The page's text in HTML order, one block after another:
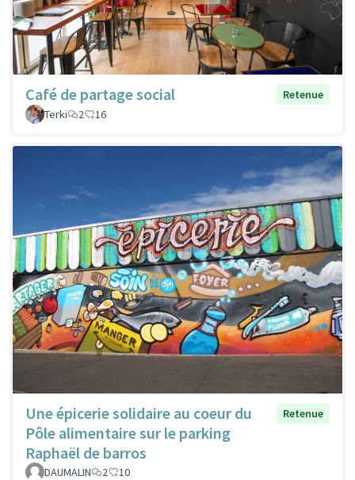
Café de partage social
Retenue
Terki
2 16
Une épicerie solidaire au coeur du
Pôle alimentaire sur le parking
Raphaël de barros
Retenue
DAUMALIN 2 10